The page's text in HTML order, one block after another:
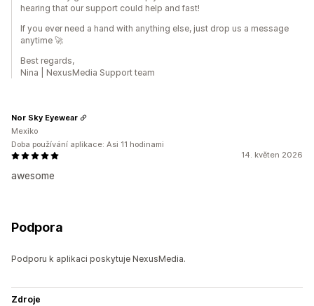
hearing that our support could help and fast!
If you ever need a hand with anything else, just drop us a message
anytime 🚀
Best regards,
Nina | NexusMedia Support team
14. květen 2026
awesome
Nor Sky Eyewear
Mexiko
Doba používání aplikace: Asi 11 hodinami
Podpora
Podporu k aplikaci poskytuje NexusMedia.
Zdroje